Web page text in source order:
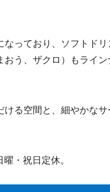
っており、ソフトド
う、ザクロ）もライ
る空間と、細やかな
・祝日定休。